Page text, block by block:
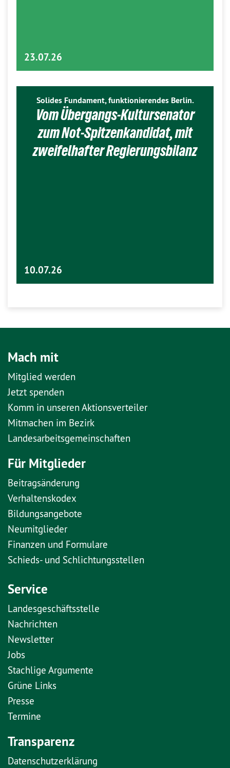
23.07.26
Solides Fundament, funktionierendes Berlin.
Vom Übergangs-Kultursenator
zum Not-Spitzenkandidat, mit
zweifelhafter Regierungsbilanz
10.07.26
Mach mit
Mitglied werden
Jetzt spenden
Komm in unseren Aktionsverteiler
Mitmachen im Bezirk
Landesarbeitsgemeinschaften
Für Mitglieder
Beitragsänderung
Verhaltenskodex
Bildungsangebote
Neumitglieder
Finanzen und Formulare
Schieds- und Schlichtungsstellen
Service
Landesgeschäftsstelle
Nachrichten
Newsletter
Jobs
Stachlige Argumente
Grüne Links
Presse
Termine
Transparenz
Datenschutzerklärung